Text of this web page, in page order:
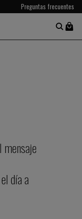
Preguntas frecuentes
día a